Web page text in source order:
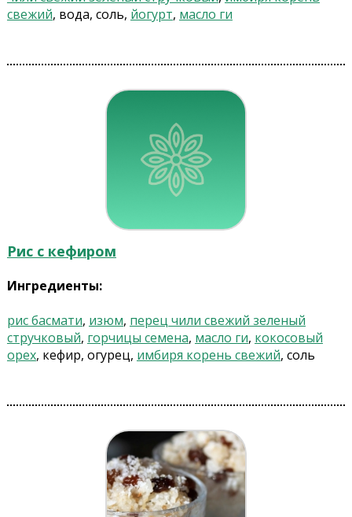
свежий, вода, соль, йогурт, масло ги
Рис с кефиром
Ингредиенты:
рис басмати, изюм, перец чили свежий зеленый
стручковый, горчицы семена, масло ги, кокосовый
орех, кефир, огурец, имбиря корень свежий, соль